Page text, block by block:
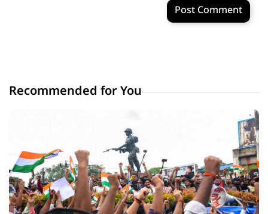
Post Comment
Recommended for You